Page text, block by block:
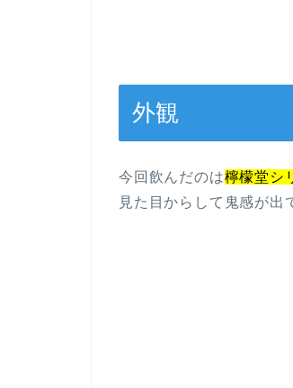
外観
今回飲んだのは檸檬堂シ
見た目からして鬼感が出